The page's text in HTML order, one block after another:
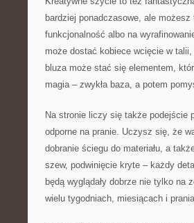
bardziej ponadczasowe, ale
funkcjonalność albo na
może dostać kobiece wcięcie w
bluza może stać się elementem,
magia – zwykła baza, a potem
Na stronie liczy się także podejście
odporne na pranie. Uczysz się, że
dobranie ściegu do materiału, a
szew, podwinięcie kryte – każdy
będą wyglądały dobrze nie tylko
wielu tygodniach, miesiącach i